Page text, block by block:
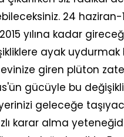
24 haziran-
yılına kadar
ayak
evinize giren plüton
gücüyle bu
geleceğe
karar alma